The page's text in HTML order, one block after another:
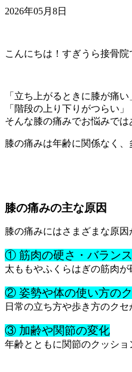
2026年05月8日
こんにちは！すぎうら接骨院
「立ち上がるときに膝が痛い
「階段の上り下りがつらい」
そんな膝の痛みでお悩みでは
膝の痛みは年齢に関係なく
膝の痛みの主な原因
膝の痛みにはさまざまな原因
① 筋肉の硬さ・バラン
太ももやふくらはぎの筋肉が
② 姿勢や体の使い方の
日常の立ち方や歩き方のク
③ 加齢や関節の変化
年齢とともに関節のクッショ